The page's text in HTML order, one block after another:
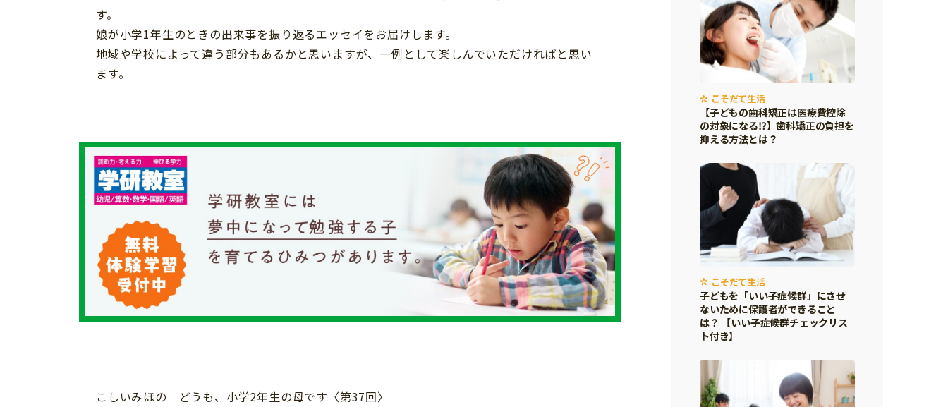
「こそだてまっぷ」とは
サイトのご利⽤にあたって
す。
娘が小学1年生のときの出来事を振り返るエッセイをお届けします。
地域や学校によって違う部分もあるかと思いますが、一例として楽しんでいただければと思い
ます。
こしいみほの どうも、小学2年生の母です〈第37回〉
こそだて生活
【子どもの歯科矯正は医療費控除
の対象になる⁉】歯科矯正の負担を
抑える方法とは？
こそだて生活
子どもを「いい子症候群」にさせ
ないために保護者ができること
は？ 【いい子症候群チェックリス
ト付き】